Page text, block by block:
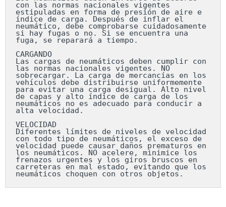
con las normas nacionales vigentes
estipuladas en forma de presión de aire e
índice de carga. Después de inflar el
neumático, debe comprobarse cuidadosamente
si hay fugas o no. Si se encuentra una
fuga, se reparará a tiempo.
CARGANDO
Las cargas de neumáticos deben cumplir con
las normas nacionales vigentes. NO
sobrecargar. La carga de mercancías en los
vehículos debe distribuirse uniformemente
para evitar una carga desigual. Alto nivel
de capas y alto índice de carga de los
neumáticos no es adecuado para conducir a
alta velocidad.
VELOCIDAD
Diferentes límites de niveles de velocidad
con todo tipo de neumáticos, el exceso de
velocidad puede causar daños prematuros en
los neumáticos. NO acelere, minimice los
frenazos urgentes y los giros bruscos en
carreteras en mal estado, evitando que los
neumáticos choquen con otros objetos.